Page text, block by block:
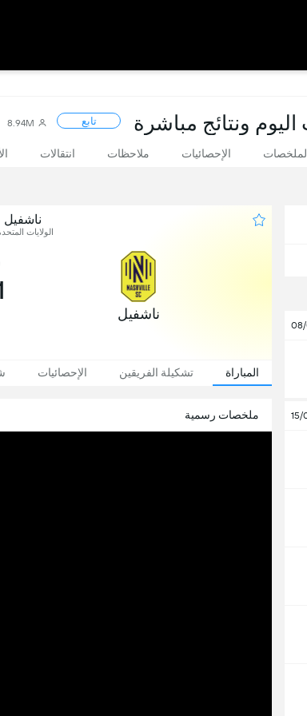
ونتائج مباشرة تابع 8.94M
الإحصائيات ملاحظات انتقالات
15/
ناشفيل
الولايات
ناشفيل
المباراة تشكيلة الفريقين الإحصائيات
ملخصات رسمية